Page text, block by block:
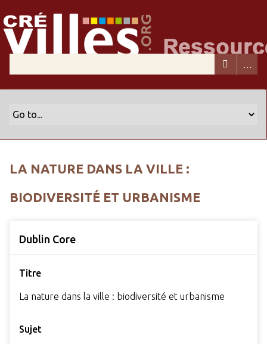
LA NATURE DANS LA VILLE :
BIODIVERSITÉ ET URBANISME
Dublin Core
Titre
La nature dans la ville : biodiversité et urbanisme
Sujet